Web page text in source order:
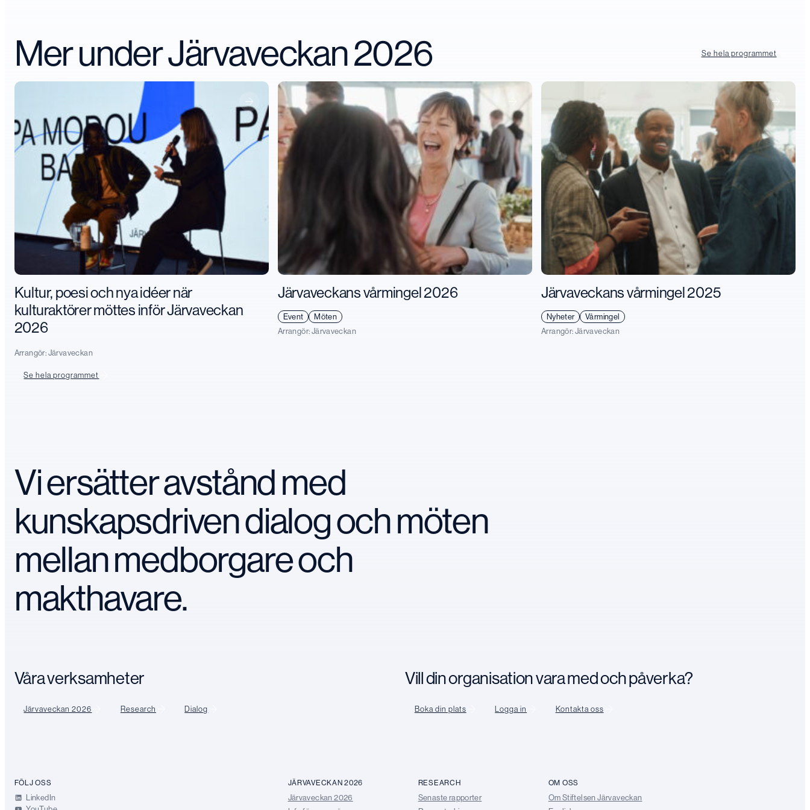
Mer under Järvaveckan 2026 Se hela programmet
Kultur, poesi och nya idéer när
kulturaktörer möttes inför Järvaveckan
2026
Arrangör:Järvaveckan
Järvaveckans vårmingel 2026
Event
Möten
Arrangör:Järvaveckan
Järvaveckans vårmingel 2025
Nyheter
Vårmingel
Arrangör:Järvaveckan
Se hela programmet
Vi ersätter avstånd med
kunskapsdriven dialog och möten
mellan medborgare och
makthavare.
Våra verksamheter
Järvaveckan 2026 Research Dialog
Vill din organisation vara med och påverka?
Boka din plats Logga in Kontakta oss
FÖLJ OSS
LinkedIn
JÄRVAVECKAN 2026
Järvaveckan 2026
RESEARCH
Senaste rapporter
OM OSS
Om Stiftelsen Järvaveckan